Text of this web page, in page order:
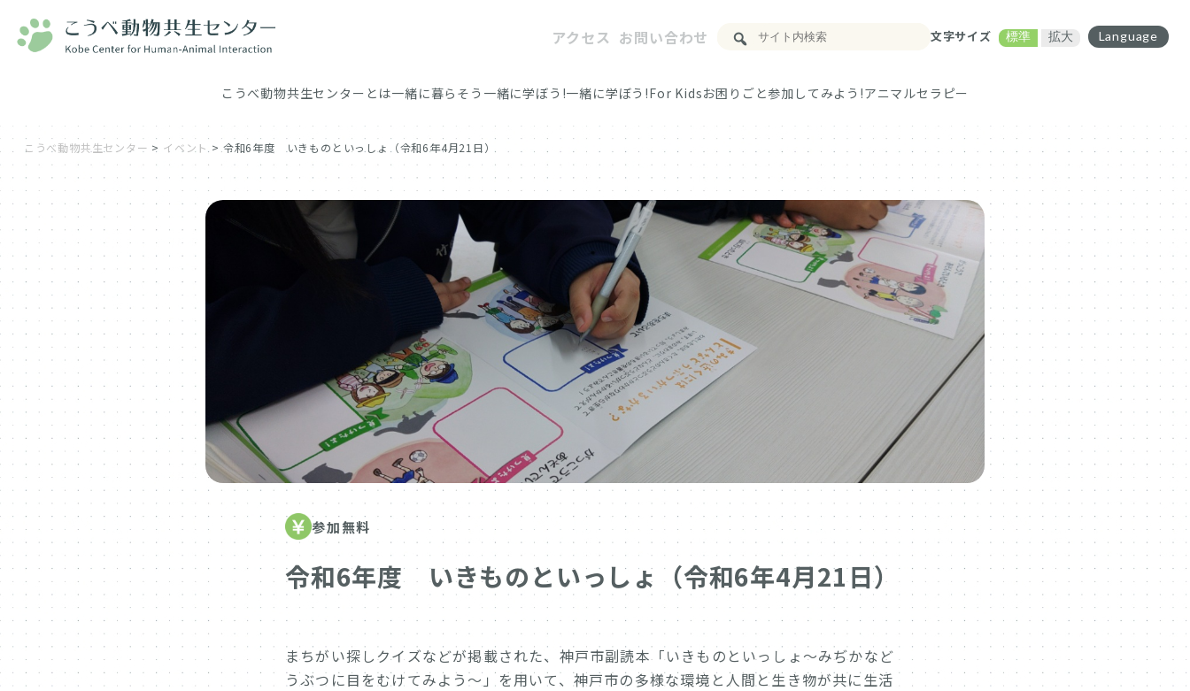
アクセス お問い合わせ 文字サイズ 標準 拡大 Language
こうべ動物共生センターとは一緒に暮らそう 一緒に学ぼう!一緒に学ぼう!For Kidsお困りごと参加してみよう!アニマルセラピー
こうべ動物共生センター > イベント > 令和6年度 いきものといっしょ（令和6年4月21日）
参加無料
令和6年度 いきものといっしょ（令和6年4月21日）
まちがい探しクイズなどが掲載された、神戸市副読本「いきものといっしょ～みぢかなど
うぶつに目をむけてみよう～」を用いて、神戸市の多様な環境と人間と生き物が共に生活